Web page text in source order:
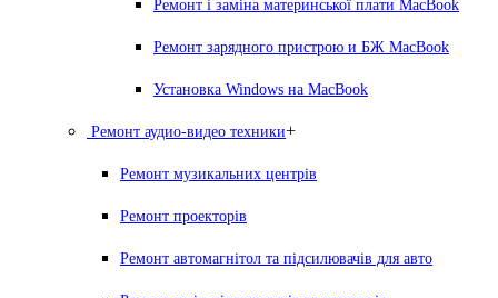
Ремонт і заміна материнської плати MacBook
Ремонт зарядного пристрою и БЖ MacBook
Установка Windows на MacBook
Ремонт аудио-видео техники+
Ремонт музикальних центрів
Ремонт проекторів
Ремонт автомагнітол та підсилювачів для авто